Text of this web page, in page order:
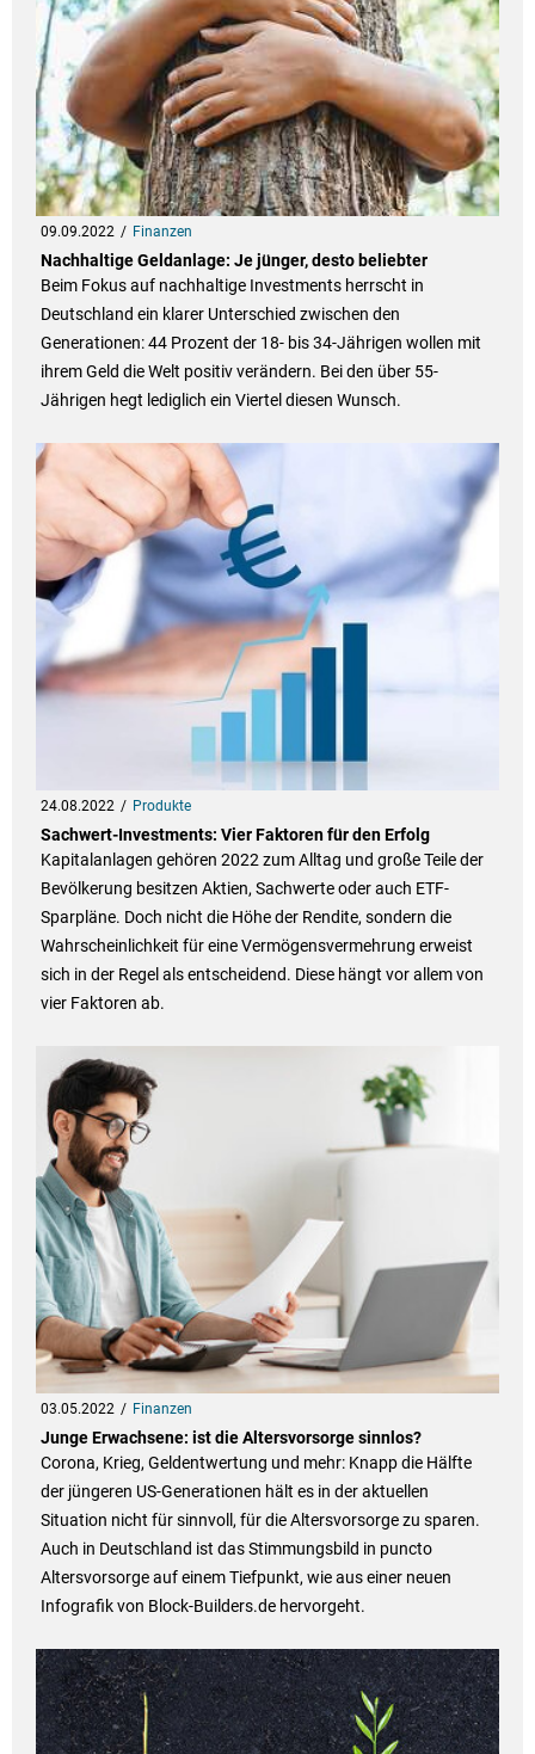
09.09.2022 Finanzen
Nachhaltige Geldanlage: Je jünger, desto beliebter
Beim Fokus auf nachhaltige Investments herrscht in
Deutschland ein klarer Unterschied zwischen den
Generationen: 44 Prozent der 18- bis 34-Jährigen wollen mit
ihrem Geld die Welt positiv verändern. Bei den über 55-
Jährigen hegt lediglich ein Viertel diesen Wunsch.
24.08.2022 Produkte
Sachwert-Investments: Vier Faktoren für den Erfolg
Kapitalanlagen gehören 2022 zum Alltag und große Teile der
Bevölkerung besitzen Aktien, Sachwerte oder auch ETF-
Sparpläne. Doch nicht die Höhe der Rendite, sondern die
Wahrscheinlichkeit für eine Vermögensvermehrung erweist
sich in der Regel als entscheidend. Diese hängt vor allem von
vier Faktoren ab.
03.05.2022 Finanzen
Junge Erwachsene: ist die Altersvorsorge sinnlos?
Corona, Krieg, Geldentwertung und mehr: Knapp die Hälfte
der jüngeren US-Generationen hält es in der aktuellen
Situation nicht für sinnvoll, für die Altersvorsorge zu sparen.
Auch in Deutschland ist das Stimmungsbild in puncto
Altersvorsorge auf einem Tiefpunkt, wie aus einer neuen
Infografik von Block-Builders.de hervorgeht.